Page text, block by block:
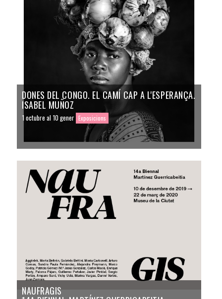
DONES DEL CONGO. EL CAMÍ CAP A L'ESPERANÇA.
ISABEL MUÑOZ
1 octubre al 10 gener Exposicions
NAUFRAGIS